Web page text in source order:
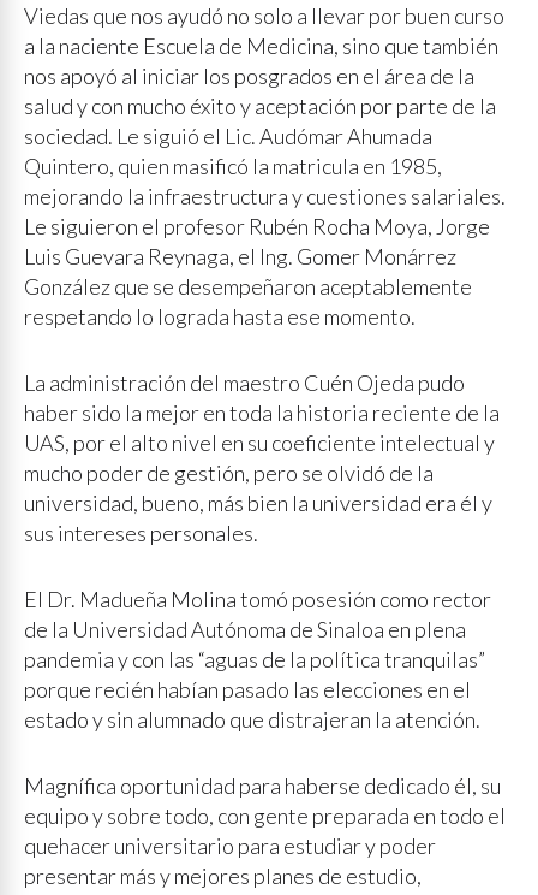
Viedas que nos ayudó no solo a llevar por buen curso
a la naciente Escuela de Medicina, sino que también
nos apoyó al iniciar los posgrados en el área de la
salud y con mucho éxito y aceptación por parte de la
sociedad. Le siguió el Lic. Audómar Ahumada
Quintero, quien masificó la matricula en 1985,
mejorando la infraestructura y cuestiones salariales.
Le siguieron el profesor Rubén Rocha Moya, Jorge
Luis Guevara Reynaga, el Ing. Gomer Monárrez
González que se desempeñaron aceptablemente
respetando lo lograda hasta ese momento.
La administración del maestro Cuén Ojeda pudo
haber sido la mejor en toda la historia reciente de la
UAS, por el alto nivel en su coeficiente intelectual y
mucho poder de gestión, pero se olvidó de la
universidad, bueno, más bien la universidad era él y
sus intereses personales.
El Dr. Madueña Molina tomó posesión como rector
de la Universidad Autónoma de Sinaloa en plena
pandemia y con las “aguas de la política tranquilas”
porque recién habían pasado las elecciones en el
estado y sin alumnado que distrajeran la atención.
Magnífica oportunidad para haberse dedicado él, su
equipo y sobre todo, con gente preparada en todo el
quehacer universitario para estudiar y poder
presentar más y mejores planes de estudio,